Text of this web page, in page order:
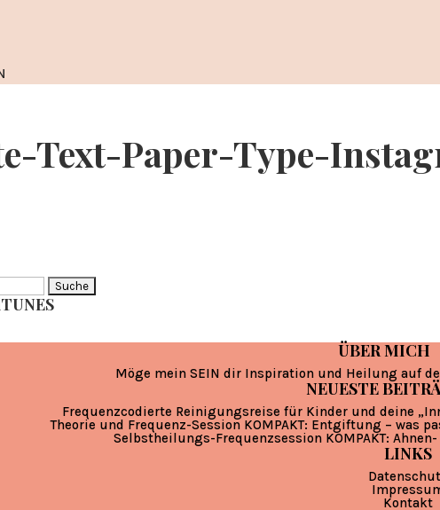
Text-Paper-Type-
ÜBER MICH
Möge mein SEIN dir Inspiration und Heilung auf
NEUESTE
Frequenzcodierte Reinigungsreise für Kinder und deine
Theorie und Frequenz-Session KOMPAKT: Entgiftung – was
Selbstheilungs-Frequenzsession KOMPAKT:
LINKS
Kontakt